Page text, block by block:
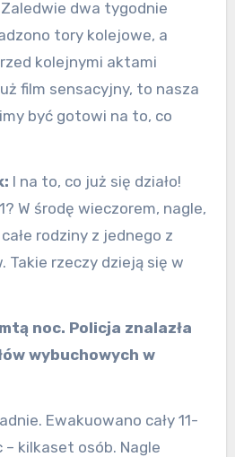
dwa tygodnie
tory kolejowe, a
kolejnymi aktami
film sensacyjny, to nasza
być gotowi na to, co
I na to, co już się działo!
W środę wieczorem, nagle,
rodziny z jednego z
Takie rzeczy dzieją się w
noc. Policja znalazła
wybuchowych w
Ewakuowano cały 11-
kilkaset osób. Nagle